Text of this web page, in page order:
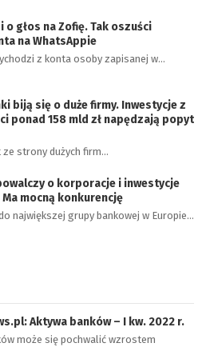
o głos na Zofię. Tak oszuści
na WhatsAppie
z konta osoby zapisanej w…
biją się o duże firmy. Inwestycje z
ponad 158 mld zł napędzają popyt
ze strony dużych firm…
o korporacje i inwestycje
mocną konkurencję
największej grupy bankowej w Europie…
Aktywa banków – I kw. 2022 r.
może się pochwalić wzrostem